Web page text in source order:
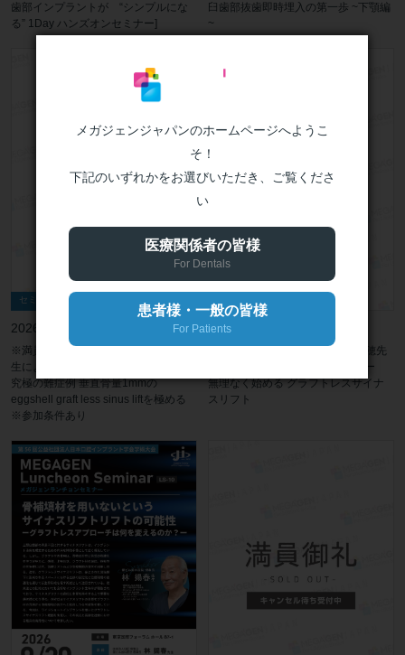
歯部インプラントが “シンプルにな
る” 1Day ハンズオンセミナー]
臼歯部抜歯即時埋入の第一歩 ~下顎編
~
セミナー（アドバンス）
2026年9月13日(日)
※満員御礼【福岡Advance】林揚春先
生による1Dayハンズオンセミナー
究極の難症例 垂直骨量1mmの
eggshell graft less sinus liftを極める
※参加条件あり
2026年9月13日(日)
※満員御礼【東京Basic】木村美穂先
生による1Dayハンズオンセミナー
無理なく始める グラフトレスサイナ
スリフト
メガジェンジャパンのホームページへようこ
そ！
下記のいずれかをお選びいただき、ご覧くださ
い
医療関係者の皆様
For Dentals
患者様・一般の皆様
For Patients